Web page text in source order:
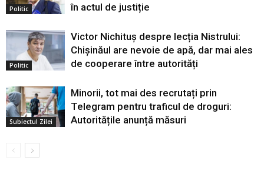
Politic
în actul de justiție
Politic
Victor Nichituș despre lecția Nistrului:
Chișinăul are nevoie de apă, dar mai ales
de cooperare între autorități
Subiectul Zilei
Minorii, tot mai des recrutați prin
Telegram pentru traficul de droguri:
Autoritățile anunță măsuri